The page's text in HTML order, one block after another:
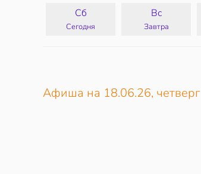
Сб
Сегодня
Вс
Завтра
Афиша на 18.06.26, четверг